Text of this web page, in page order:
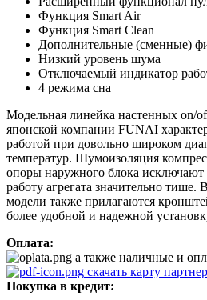
Функция Smart Air
Функция Smart Clean
Дополнительные (сменные)
Низкий уровень шума
Отключаемый индикатор
4 режима сна
Модельная линейка настенных on/
японской компании FUNAI
работой при довольно широком
температур. Шумоизоляция
опоры наружного блока
работу агрегата значительно тише.
модели также прилагаются
более удобной и надежной
Оплата:
а также наличные и
скачать карту
Покупка в кредит: